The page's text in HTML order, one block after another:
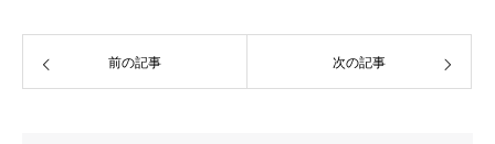
前の記事 次の記事